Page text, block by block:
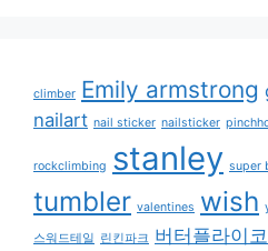
climber Emily armstrong
nailart nail sticker nailsticker
rockclimbing stanley super
tumbler valentines wish
스워드테일 린킨파크 버터플라이